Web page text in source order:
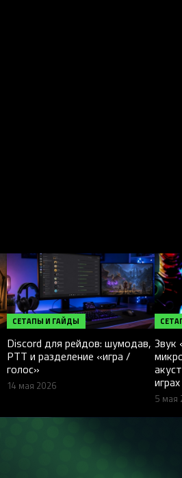
СЕТАПЫ И ГАЙДЫ
Discord для рейдов: шумодав,
PTT и разделение «игра /
голос»
14 мая 2026
Звук
играх
5 мая